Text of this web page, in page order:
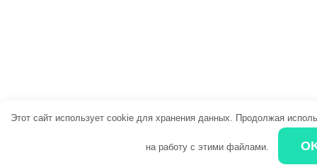
Этот сайт использует cookie для хранения данных. Продолжая
на работу с этими файлами.